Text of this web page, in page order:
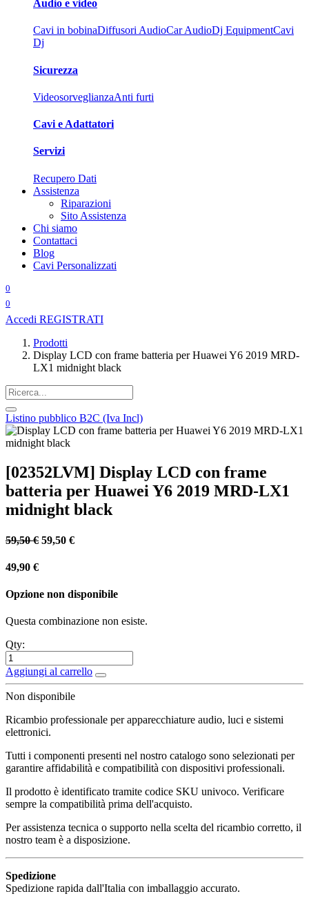
Audio e video
Cavi in bobinaDiffusori AudioCar AudioDj EquipmentCavi
Dj
Sicurezza
VideosorveglianzaAnti furti
Cavi e Adattatori
Servizi
Recupero Dati
Assistenza
Riparazioni
Sito Assistenza
Chi siamo
Contattaci
Blog
Cavi Personalizzati
0
0
Accedi REGISTRATI
Prodotti
Display LCD con frame batteria per Huawei Y6 2019 MRD-
LX1 midnight black
Listino pubblico B2C (Iva Incl)
[02352LVM] Display LCD con frame
batteria per Huawei Y6 2019 MRD-LX1
midnight black
59,50€ 59,50 €
49,90 €
Opzione non disponibile
Questa combinazione non esiste.
Qty:
Aggiungi al carrello
Non disponibile
Ricambio professionale per apparecchiature audio, luci e sistemi
elettronici.
Tutti i componenti presenti nel nostro catalogo sono selezionati per
garantire affidabilità e compatibilità con dispositivi professionali.
Il prodotto è identificato tramite codice SKU univoco. Verificare
sempre la compatibilità prima dell'acquisto.
Per assistenza tecnica o supporto nella scelta del ricambio corretto, il
nostro team è a disposizione.
Spedizione
Spedizione rapida dall'Italia con imballaggio accurato.